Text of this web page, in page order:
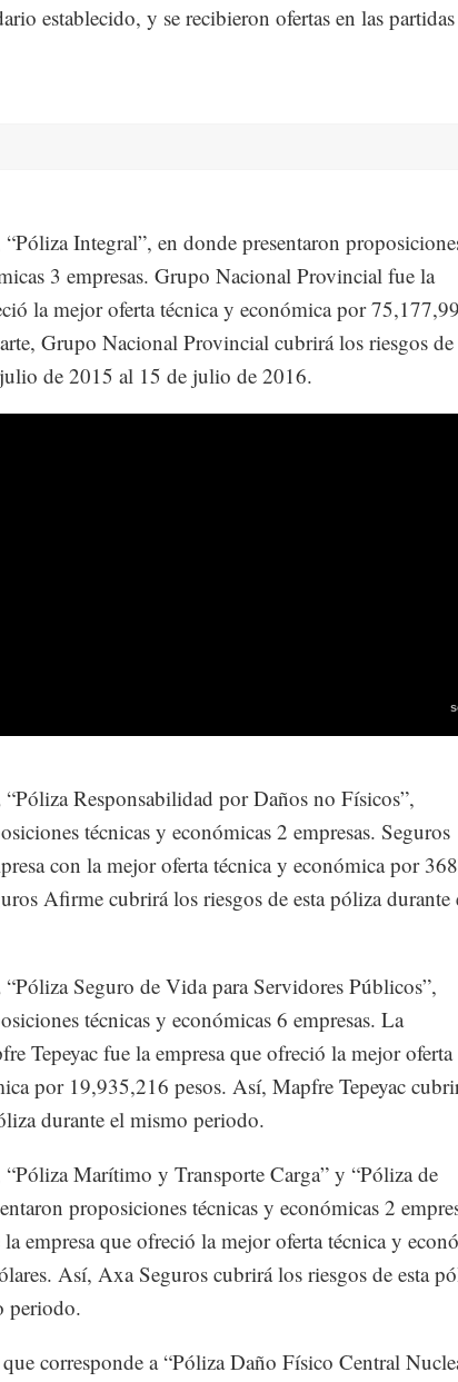
establecido, y se recibieron ofertas en las partidas
“Póliza Integral”, en donde presentaron
3 empresas. Grupo Nacional Provincial fue la
la mejor oferta técnica y económica por
Grupo Nacional Provincial cubrirá los riesgos de
de 2015 al 15 de julio de 2016.
“Póliza Responsabilidad por Daños no Físicos”,
técnicas y económicas 2 empresas. Seguros
con la mejor oferta técnica y económica por
Afirme cubrirá los riesgos de esta póliza durante
“Póliza Seguro de Vida para Servidores Públicos”,
técnicas y económicas 6 empresas. La
Tepeyac fue la empresa que ofreció la mejor oferta
por 19,935,216 pesos. Así, Mapfre Tepeyac
durante el mismo periodo.
“Póliza Marítimo y Transporte Carga” y “Póliza de
proposiciones técnicas y económicas 2
empresa que ofreció la mejor oferta técnica y
Así, Axa Seguros cubrirá los riesgos de esta
periodo.
corresponde a “Póliza Daño Físico Central